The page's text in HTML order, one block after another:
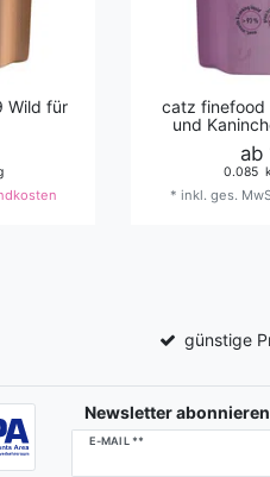
Wild für
catz finefood
und
ab
0.085
* inkl. ges.
günstige
Newsletter
E-MAIL **
Newsletter